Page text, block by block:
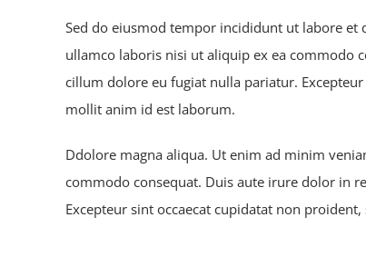
Sed do eiusmod tempor incididunt ut labore
ullamco laboris nisi ut aliquip ex ea commodo
cillum dolore eu fugiat nulla pariatur.
mollit anim id est laborum.
Ddolore magna aliqua. Ut enim ad minim
commodo consequat. Duis aute irure dolor in
Excepteur sint occaecat cupidatat non